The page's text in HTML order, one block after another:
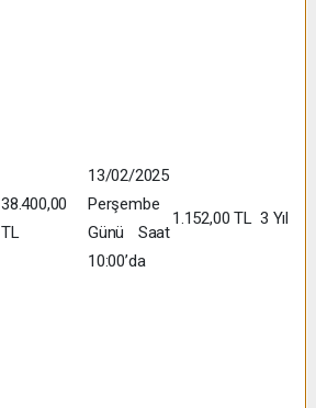
38.400,00
TL
13/02/2025
Perşembe
Günü Saat
10:00’da
1.152,00 TL 3 Yıl